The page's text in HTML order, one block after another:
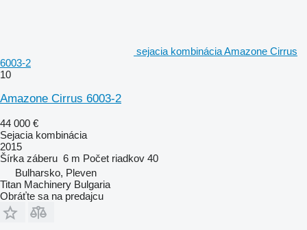
sejacia kombinácia Amazone Cirrus
6003-2
10
Amazone Cirrus 6003-2
44 000 €
Sejacia kombinácia
2015
Šírka záberu 6 m Počet riadkov 40
Bulharsko, Pleven
Titan Machinery Bulgaria
Obráťte sa na predajcu